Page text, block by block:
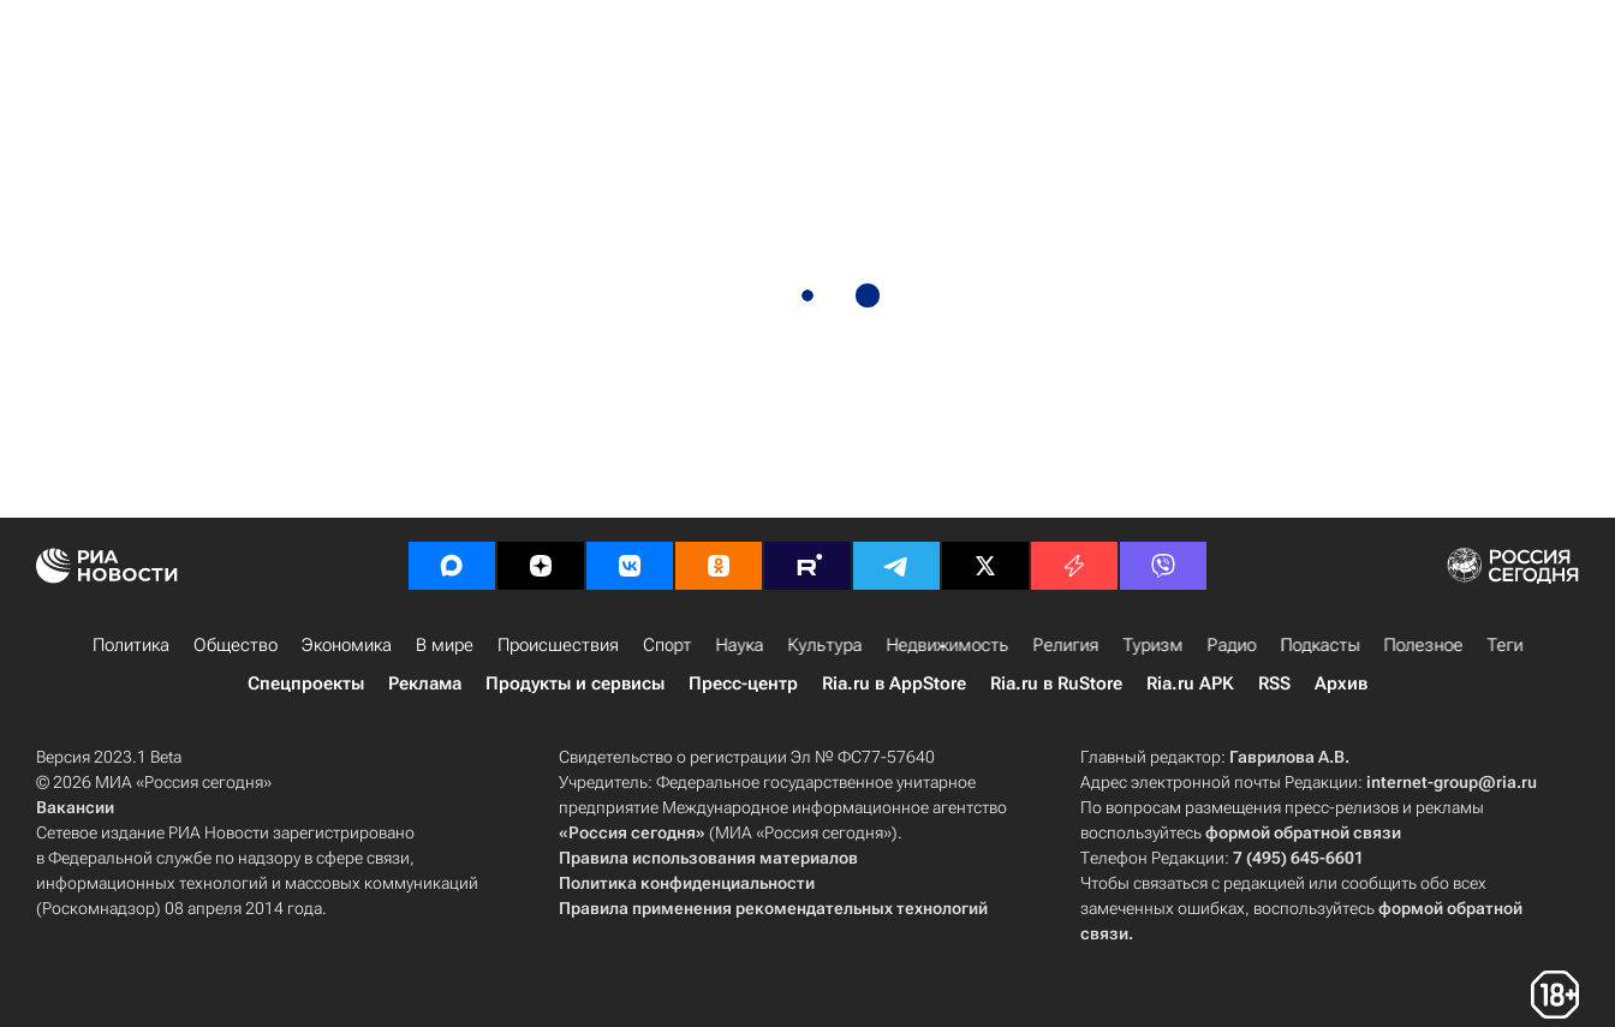
Политика Общество Экономика В мире Происшествия Спорт Наука Культура Недвижимость Религия Туризм Радио Подкасты Полезное
Теги
Спецпроекты
Реклама Продукты и сервисы Пресс-центр Ria.ru в AppStore Ria.ru в RuStore Ria.ru APK RSS Архив
Версия 2023.1 Beta
© 2026 МИА «Россия сегодня»
Вакансии
Сетевое издание РИА Новости зарегистрировано
в Федеральной службе по надзору в сфере связи,
информационных технологий и массовых коммуникаций
(Роскомнадзор) 08 апреля 2014 года.
Свидетельство о регистрации Эл № ФС77-57640
Учредитель: Федеральное государственное унитарное
предприятие Международное информационное агентство
«Россия сегодня» (МИА «Россия сегодня»).
Правила использования материалов
Политика конфиденциальности
Правила применения рекомендательных технологий
Главный редактор: Гаврилова А.В.
Адрес электронной почты Редакции:internet-group@ria.ru
По вопросам размещения пресс-релизов и рекламы
воспользуйтесьформой обратной связи
Телефон Редакции:7 (495) 645-6601
Чтобы связаться с редакцией или сообщить обо всех
замеченных ошибках, воспользуйтесьформой обратной
связи.